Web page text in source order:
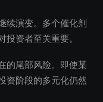
续演变。多个催化剂
资者至关重要。
的尾部风险。即使某
资阶段的多元化仍然